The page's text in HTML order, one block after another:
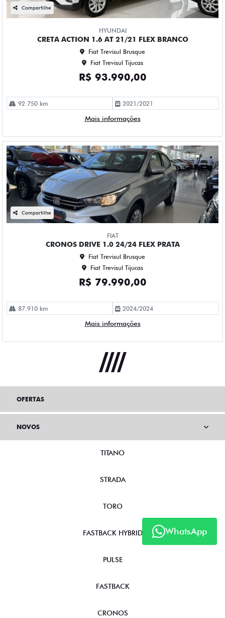
Compartilhe
HYUNDAI
CRETA ACTION 1.6 AT 21/21 FLEX BRANCO
Fiat Trevisul Brusque
Fiat Trevisul Tijucas
R$ 93.990,00
92.750 km 2021/2021
Mais informações
Compartilhe
FIAT
CRONOS DRIVE 1.0 24/24 FLEX PRATA
Fiat Trevisul Brusque
Fiat Trevisul Tijucas
R$ 79.990,00
87.910 km 2024/2024
Mais informações
WhatsApp
OFERTAS
NOVOS
TITANO
STRADA
TORO
FASTBACK HYBRID
PULSE
FASTBACK
CRONOS